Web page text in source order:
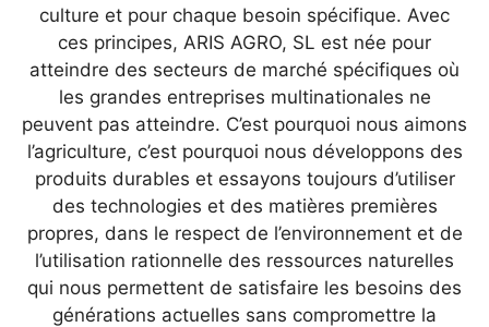
culture et pour chaque besoin spécifique. Avec
ces principes, ARIS AGRO, SL est née pour
atteindre des secteurs de marché spécifiques où
les grandes entreprises multinationales ne
peuvent pas atteindre. C’est pourquoi nous aimons
l’agriculture, c’est pourquoi nous développons des
produits durables et essayons toujours d’utiliser
des technologies et des matières premières
propres, dans le respect de l’environnement et de
l’utilisation rationnelle des ressources naturelles
qui nous permettent de satisfaire les besoins des
générations actuelles sans compromettre la